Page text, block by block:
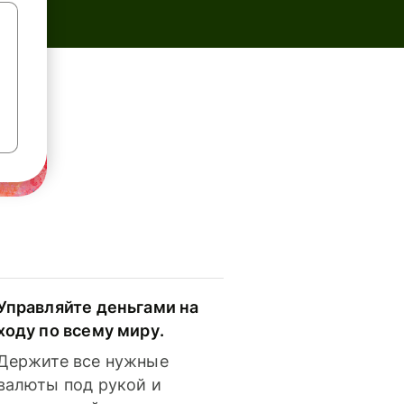
деньгами на
по всему миру.
все нужные
под рукой и